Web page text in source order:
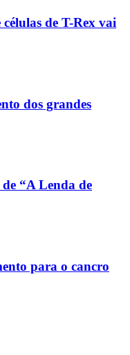
de T-Rex vai
dos grandes
“A Lenda de
para o cancro